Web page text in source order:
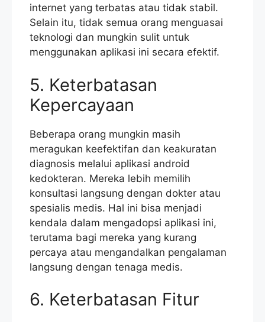
internet yang terbatas atau tidak stabil.
Selain itu, tidak semua orang menguasai
teknologi dan mungkin sulit untuk
menggunakan aplikasi ini secara efektif.
5. Keterbatasan
Kepercayaan
Beberapa orang mungkin masih
meragukan keefektifan dan keakuratan
diagnosis melalui aplikasi android
kedokteran. Mereka lebih memilih
konsultasi langsung dengan dokter atau
spesialis medis. Hal ini bisa menjadi
kendala dalam mengadopsi aplikasi ini,
terutama bagi mereka yang kurang
percaya atau mengandalkan pengalaman
langsung dengan tenaga medis.
6. Keterbatasan Fitur